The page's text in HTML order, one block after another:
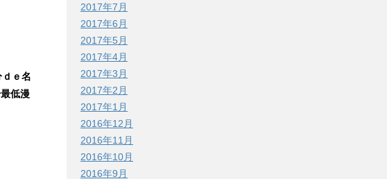
ｅ名
低漫
2017年7月
2017年6月
2017年5月
2017年4月
2017年3月
2017年2月
2017年1月
2016年12月
2016年11月
2016年10月
2016年9月